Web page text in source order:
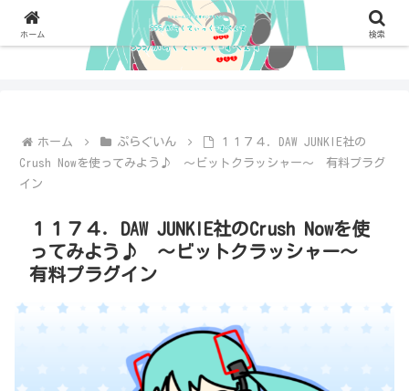
ホーム ぷらぐいん
１１７４．DAW JUNKIE社の
Crush Nowを使ってみよう♪ ～ビットクラッシャー～ 有料プラグ
イン
１１７４．DAW JUNKIE社のCrush Nowを使
ってみよう♪ ～ビットクラッシャー～
有料プラグイン
ホーム 検索